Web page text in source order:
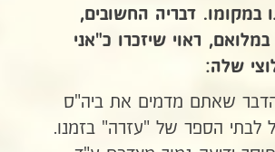
במקומו. דבריה החשובים,
ראוי שיזכרו כ"אני
שלה:
שאתם מדמים את ביה"ס
לבתי הספר של "עזרה" בזמנו.